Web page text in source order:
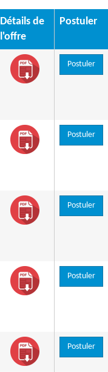
Détails de
l'offre
Postuler
Postuler
Postuler
Postuler
Postuler
Postuler